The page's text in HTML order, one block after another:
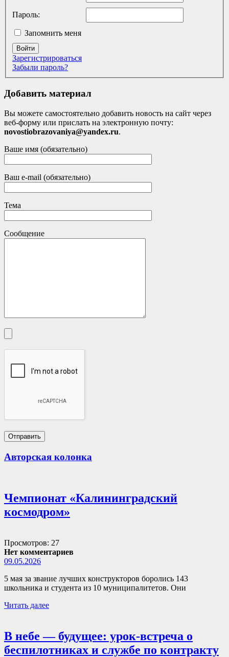
Пароль:
Запомнить меня
Войти
Зарегистрироваться
Забыли пароль?
Добавить материал
Вы можете самостоятельно добавить новость на сайт через
веб-форму или прислать на электронную почту:
novostiobrazovaniya@yandex.ru.
Ваше имя (обязательно)
Ваш e-mail (обязательно)
Тема
Сообщение
Авторская колонка
Чемпионат «Калининградский
космодром»
Просмотров: 27
Нет комментариев
09.05.2026
5 мая за звание лучших конструкторов боролись 143
школьника и студента из 10 муниципалитетов. Они
Читать далее
В небе — будущее: урок-встреча о
беспилотниках и службе по контракту